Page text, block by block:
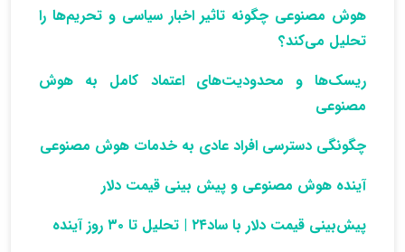
هوش مصنوعی چگونه تاثیر اخبار سیاسی و تحریم‌ها را
تحلیل می‌کند؟
ریسک‌ها و محدودیت‌های اعتماد کامل به هوش
مصنوعی
چگونگی دسترسی افراد عادی به خدمات هوش مصنوعی
آینده هوش مصنوعی و پیش بینی قیمت دلار
پیش‌بینی قیمت دلار با ساد۲۴ | تحلیل تا ۳۰ روز آینده